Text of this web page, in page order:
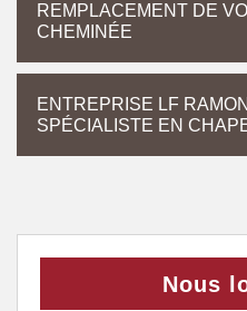
REMPLACEMENT DE
CHEMINÉE
ENTREPRISE LF
SPÉCIALISTE EN
Nous